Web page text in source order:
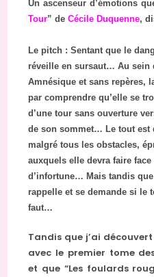
Un ascenseur d’émotions
Tour” deCécile Duquenne,
Le pitch : Sentant que le
réveille en sursaut… Au sein
Amnésique et sans repères,
par comprendre qu’elle se
d’une tour sans ouverture
de son sommet… Le tout est
malgré tous les obstacles,
auxquels elle devra faire
d’infortune… Mais tandis
rappelle et se demande si le
faut…
Tandis que j’ai
avec le premier tome
et que “Les foulards